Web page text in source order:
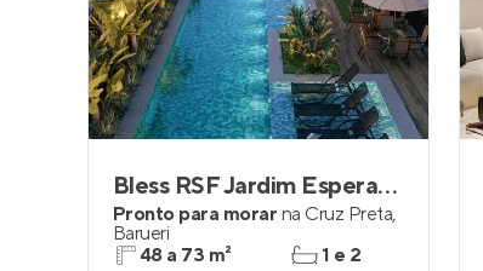
Bless RSF Jardim Esperança
Pronto para morar na Cruz Preta,
Barueri
48 a 73 m²
1 e 2